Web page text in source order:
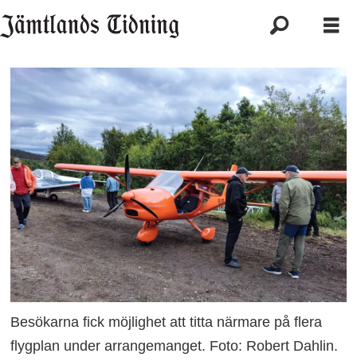
Besökarna fick möjlighet att titta närmare på flera
flygplan under arrangemanget. Foto: Robert Dahlin.